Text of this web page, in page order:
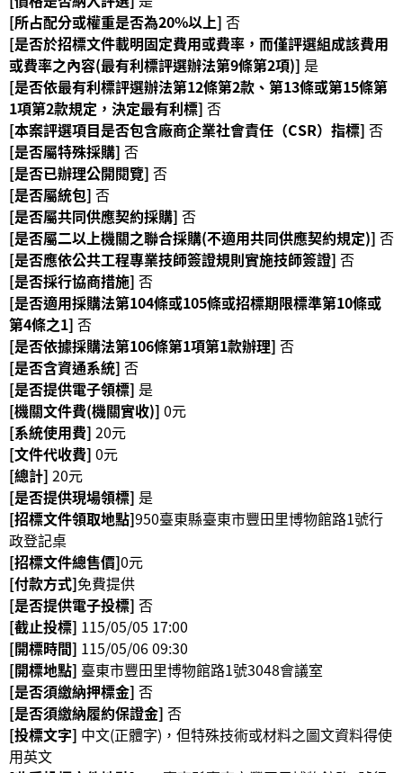
S
S
網
站
資
料
開
放
宣
告
隱
私
權
保
護
政
策
資
訊
安
全
宣
告
為
民
服
務
白
皮
書
政
[所占配分或權重是否為20%以上] 否
[是否於招標文件載明固定費用或費率，而僅評選組成該費用
或費率之內容(最有利標評選辦法第9條第2項)] 是
[是否依最有利標評選辦法第12條第2款、第13條或第15條第
1項第2款規定，決定最有利標] 否
[本案評選項目是否包含廠商企業社會責任（CSR）指標] 否
[是否屬特殊採購] 否
[是否已辦理公開閱覽] 否
[是否屬統包] 否
[是否屬共同供應契約採購] 否
[是否屬二以上機關之聯合採購(不適用共同供應契約規定)] 否
[是否應依公共工程專業技師簽證規則實施技師簽證] 否
[是否採行協商措施] 否
[是否適用採購法第104條或105條或招標期限標準第10條或
第4條之1] 否
[是否依據採購法第106條第1項第1款辦理] 否
[是否含資通系統] 否
[是否提供電子領標] 是
[機關文件費(機關實收)] 0元
[系統使用費] 20元
[文件代收費] 0元
[總計] 20元
[是否提供現場領標] 是
[招標文件領取地點]950臺東縣臺東市豐田里博物館路1號行
政登記桌
[招標文件總售價]0元
[付款方式]免費提供
[是否提供電子投標] 否
[截止投標] 115/05/05 17:00
[開標時間] 115/05/06 09:30
[開標地點] 臺東市豐田里博物館路1號3048會議室
[是否須繳納押標金] 否
[是否須繳納履約保證金] 否
[投標文字] 中文(正體字)，但特殊技術或材料之圖文資料得使
用英文